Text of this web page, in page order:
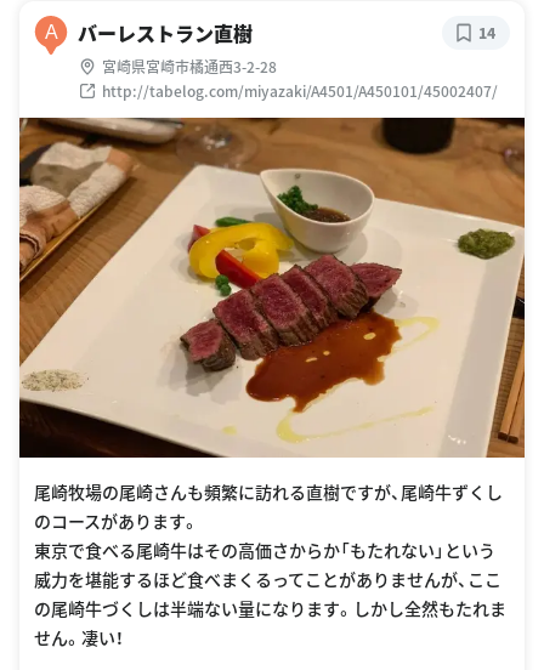
A バーレストラン直樹
宮崎県宮崎市橘通西3-2-28
http://tabelog.com/miyazaki/A4501/A450101/45002407/
14
尾崎牧場の尾崎さんも頻繁に訪れる直樹ですが、尾崎牛ずくし
のコースがあります。
東京で食べる尾崎牛はその高価さからか「もたれない」という
威力を堪能するほど食べまくるってことがありませんが、ここ
の尾崎牛づくしは半端ない量になります。しかし全然もたれま
せん。凄い！